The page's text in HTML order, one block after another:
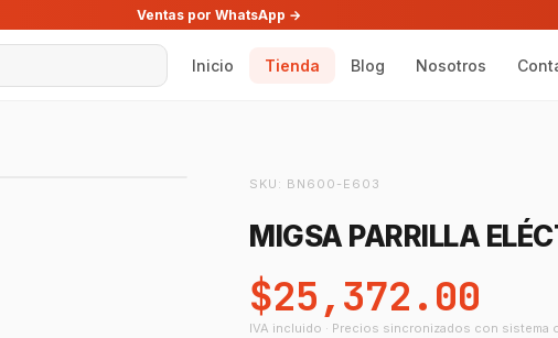
Ventas por WhatsApp →
Inicio Tienda Blog Nosotros
SKU: BN600-E603
MIGSA PARRILLA
$25,372.00
IVA incluido · Precios sincronizados con sistema